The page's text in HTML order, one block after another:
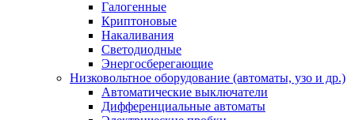
Галогенные
Криптоновые
Накаливания
Светодиодные
Энергосберегающие
Низковольтное оборудование (автоматы, узо и др.)
Автоматические выключатели
Дифференциальные автоматы